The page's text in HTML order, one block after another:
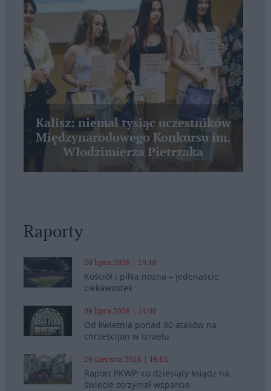
Kalisz: niemal tysiąc uczestników
Międzynarodowego Konkursu im.
Włodzimierza Pietrzaka
Raporty
20 lipca 2026 | 19:10
Kościół i piłka nożna – jedenaście
ciekawostek
09 lipca 2026 | 14:00
Od kwietnia ponad 80 ataków na
chrześcijan w Izraelu
29 czerwca 2026 | 16:01
Raport PKWP: co dziesiąty ksiądz na
świecie otrzymał wsparcie